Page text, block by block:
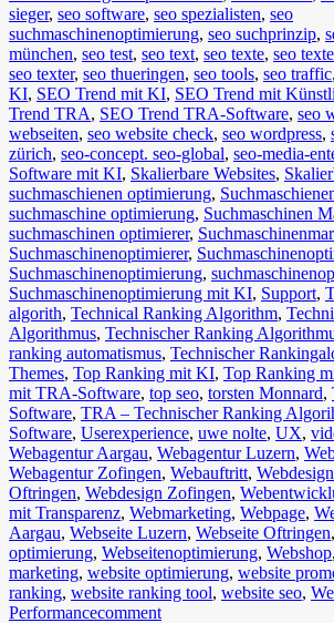
sieger, seo software, seo spezialisten, seo
suchmaschinenoptimierung, seo suchprinzip,
münchen, seo test, seo text, seo texte, seo
seo texter, seo thueringen, seo tools, seo traffic,
KI, SEO Trend mit KI, SEO Trend mit
Trend TRA, SEO Trend TRA-Software, seo
webseiten, seo website check, seo wordpress,
zürich, seo-concept. seo-global, seo-media-
Software mit KI, Skalierbare Websites,
suchmaschienen optimierung,
suchmaschine optimierung, Suchmaschinen
suchmaschinen optimierer,
Suchmaschinenoptimierer,
Suchmaschinenoptimierung,
Suchmaschinenoptimierung mit KI, Support,
algorith, Technical Ranking Algorithm,
Algorithmus, Technischer Ranking
ranking automatismus, Technischer
Themes, Top Ranking mit KI, Top Ranking
mit TRA-Software, top seo, torsten Monnard,
Software, TRA – Technischer Ranking
Software, Userexperience, uwe nolte, UX,
Webagentur Aargau, Webagentur Luzern,
Webagentur Zofingen, Webauftritt, Webdesign
Oftringen, Webdesign Zofingen,
mit Transparenz, Webmarketing, Webpage,
Aargau, Webseite Luzern, Webseite Oftringen,
optimierung, Webseitenoptimierung, Webshop,
marketing, website optimierung, website
ranking, website ranking tool, website seo,
Performancecomment